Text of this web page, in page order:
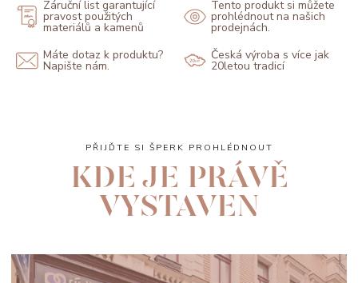
Záruční list garantující
pravost použitých
materiálů a kamenů
Tento produkt si můžete
prohlédnout na našich
prodejnách.
Máte dotaz k produktu?
Napište nám.
Česká výroba s více jak
20letou tradicí
PŘIJĎTE SI ŠPERK PROHLÉDNOUT
KDE JE PRÁVĚ
VYSTAVEN